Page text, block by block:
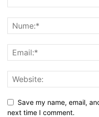
Save my name, email,
next time I comment.